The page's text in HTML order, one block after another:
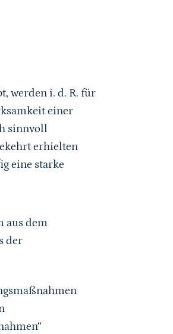
werden i. d. R. für
einer
sinnvoll
erhielten
eine starke
aus dem
der